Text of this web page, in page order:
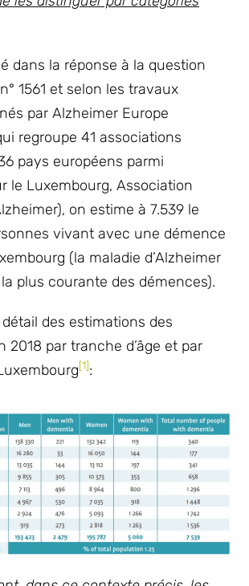
dans la réponse à la question
1561 et selon les travaux
par Alzheimer Europe
regroupe 41 associations
pays européens parmi
le Luxembourg, Association
on estime à 7.539 le
vivant avec une démence
(la maladie d’Alzheimer
plus courante des démences).
des estimations des
2018 par tranche d’âge et par
[1]: